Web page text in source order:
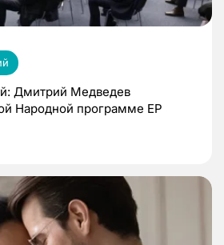
Дмитрий Медведев
Народной программе ЕР